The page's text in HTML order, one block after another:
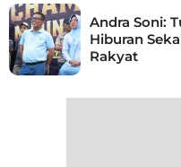
Andra Soni:
Hiburan
Rakyat